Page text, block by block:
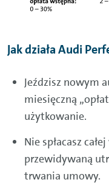
Jak działa Audi
Jeździsz nowym
miesięczną
użytkowanie.
Nie spłacasz
przewidywaną
trwania umowy.